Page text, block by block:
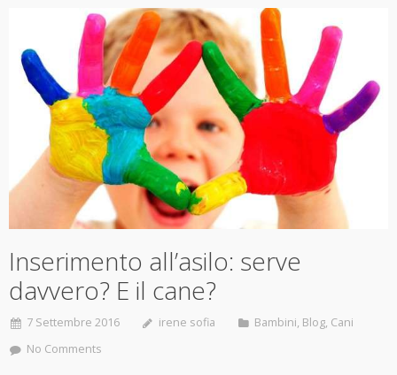
Inserimento all’asilo: serve
davvero? E il cane?
7 Settembre 2016 irene sofia Bambini, Blog, Cani
No Comments